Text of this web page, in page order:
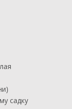
садку